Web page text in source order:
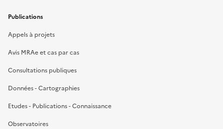
Publications
Appels à projets
Avis MRAe et cas par cas
Consultations publiques
Données - Cartographies
Etudes - Publications - Connaissance
Observatoires